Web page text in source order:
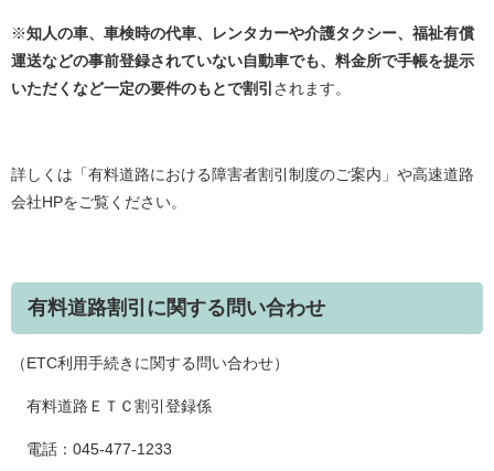
※知人の車、車検時の代車、レンタカーや介護タクシー、福祉有償
運送などの事前登録されていない自動車でも、料金所で手帳を提示
いただくなど一定の要件のもとで割引 されます。
詳しくは「有料道路における障害者割引制度のご案内」や高速道路
会社HPをご覧ください。
有料道路割引に関する問い合わせ
（ETC利用手続きに関する問い合わせ）
有料道路ＥＴＣ割引登録係
電話：045-477-1233